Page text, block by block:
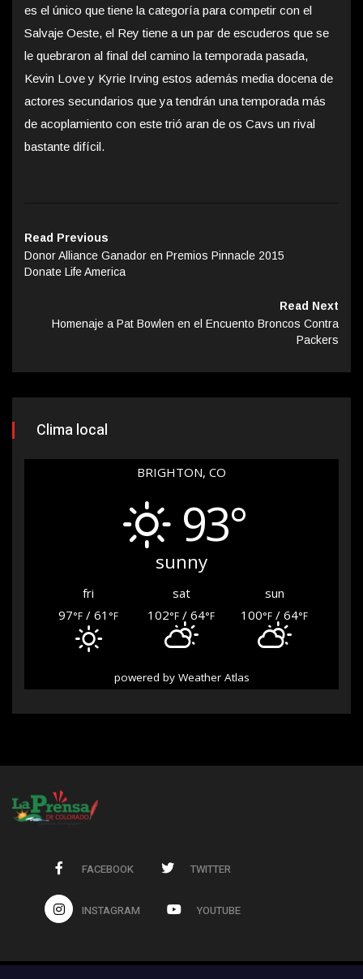
es el único que tiene la categoría para competir con el
Salvaje Oeste, el Rey tiene a un par de escuderos que se
le quebraron al final del camino la temporada pasada,
Kevin Love y Kyrie Irving estos además media docena de
actores secundarios que ya tendrán una temporada más
de acoplamiento con este trió aran de os Cavs un rival
bastante difícil.
Read Previous
Donor Alliance Ganador en Premios Pinnacle 2015
Donate Life America
Read Next
Homenaje a Pat Bowlen en el Encuento Broncos Contra
Packers
Clima local
BRIGHTON, CO
93°
sunny
fri sat
sun
97°F / 61 °F 102°F / 64°F 100°F / 64°F
powered by Weather Atlas
FACEBOOK TWITTER
INSTAGRAM YOUTUBE